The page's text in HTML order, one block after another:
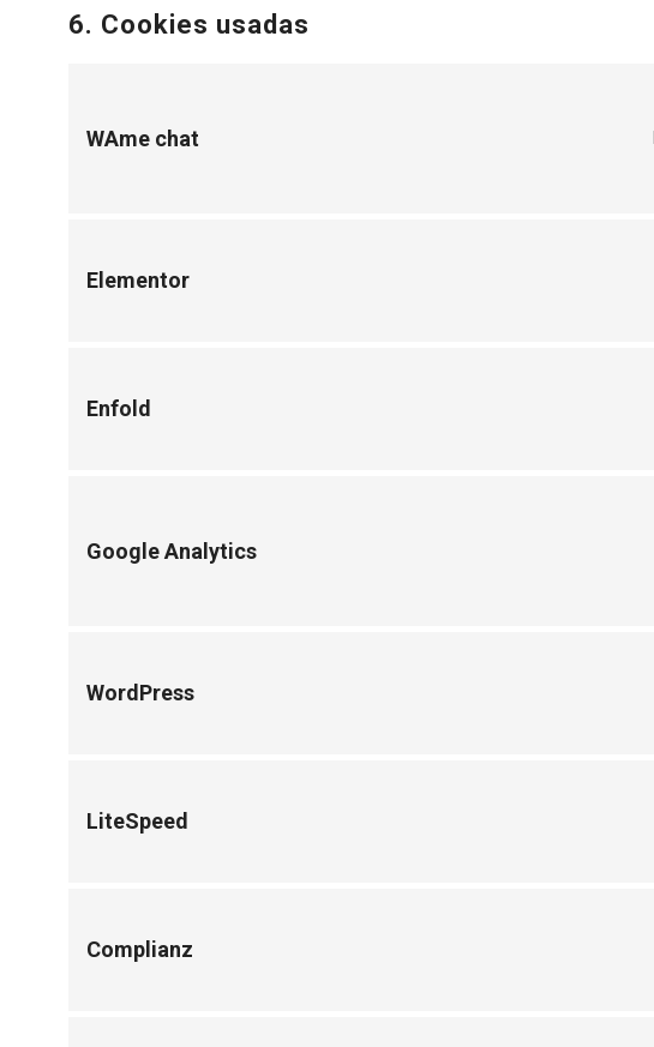
6. Cookies usadas
WAme chat
Elementor
Enfold
Google Analytics
WordPress
LiteSpeed
Complianz